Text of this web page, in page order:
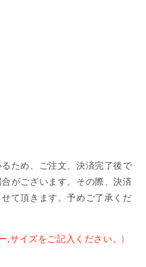
ため、ご注文、決済完了後で
がございます。その際、決済
て頂きます。予めご了承くだ
,サイズをご記入ください。)